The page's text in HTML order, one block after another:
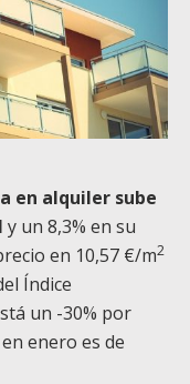
en alquiler sube
y un 8,3% en su
en 10,57 €/m2
Índice
un -30% por
enero es de